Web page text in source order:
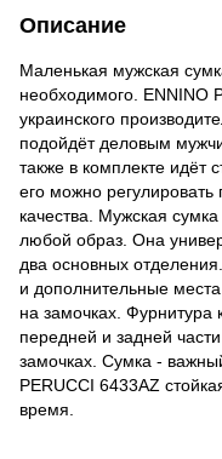
Описание
Маленькая мужская
необходимого. ENNINO
украинского
подойдёт деловым
также в комплекте идёт
его можно
качества. Мужская
любой образ. Она
два основных
и дополнительные
на замочках. Фурнитура
передней и задней
замочках. Сумка -
PERUCCI 6433AZ
время.